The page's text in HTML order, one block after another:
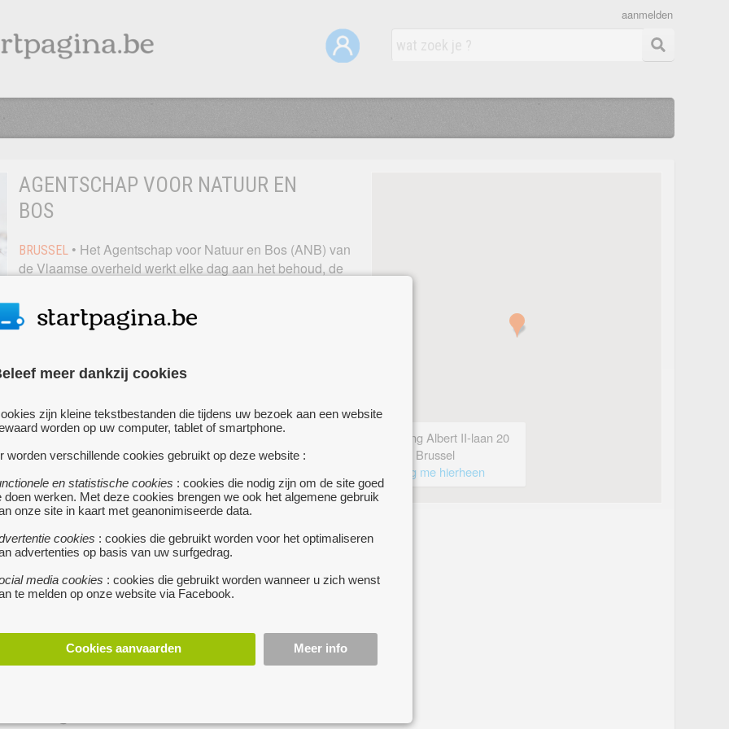
meer dankzij cookies
zijn kleine tekstbestanden die tijdens uw bezoek aan een website
worden op uw computer, tablet of smartphone.
worden verschillende cookies gebruikt op deze website :
en statistische cookies : cookies die nodig zijn om de site goed
doen werken. Met deze cookies brengen we ook het algemene gebruik
onze site in kaart met geanonimiseerde data.
cookies : cookies die gebruikt worden voor het optimaliseren
advertenties op basis van uw surfgedrag.
media cookies : cookies die gebruikt worden wanneer u zich wenst
te melden op onze website via Facebook.
Cookies aanvaarden Meer info
aanmelden
AGENTSCHAP VOOR NATUUR EN
BOS
BRUSSEL • Het Agentschap voor Natuur en Bos (ANB) van
de Vlaamse overheid werkt elke dag aan het behoud, de
bossen en parken.
deur staat open voor iedereen: van een grote multinational
een stukje natuur wil kamperen.
Het Agentschap voor Natuur en Bos is de grootste
groenbezitter in Vlaanderen. Het beheert 42.300 hectare
eigen bossen, natuurgebieden en domeinen. Aangezien
het agentschap ook anderen helpt bij het beheren van hun
domeinen, beheert het agentschap in totaal zo'n 75.000
hectare bos of natuurgebied.
Het Agentschap voor Natuur en Bos staat dus duidelijk met
zijn twee 'botten' op het terrein. Die terreinkennis en
voorbereiden. Met zo'n 800 geëngageerde werknemers
zorgen we samen voor meer en betere natuur in
Koning Albert II-laan 20
1000 Brussel
breng me hierheen